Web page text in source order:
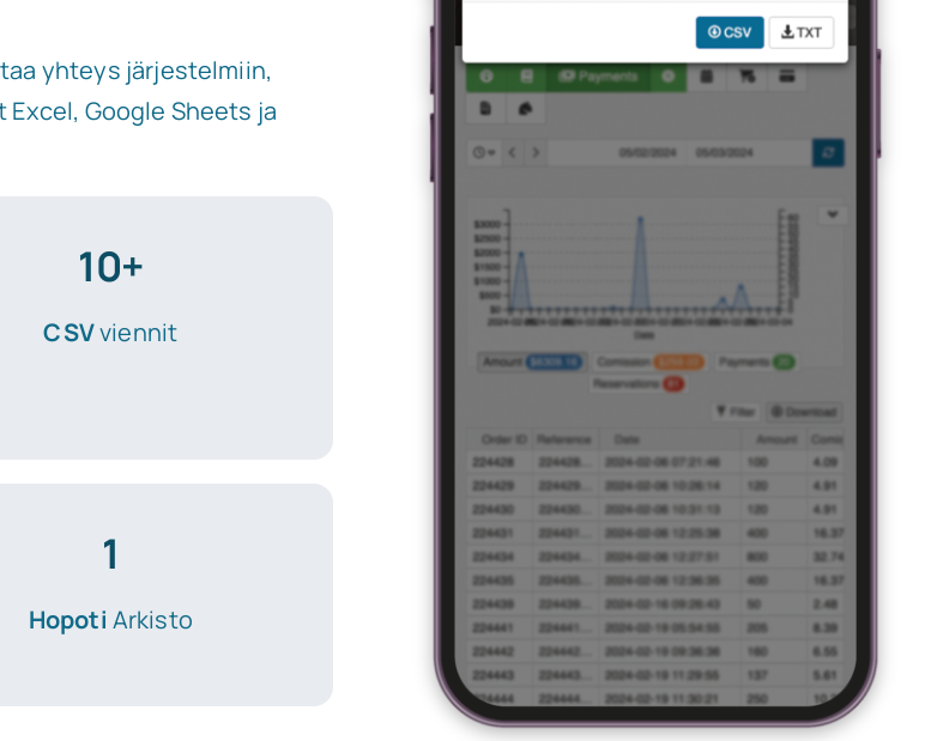
yhteys järjestelmiin,
Google Sheets ja
10+
CSVviennit
1
Hopoti Arkisto